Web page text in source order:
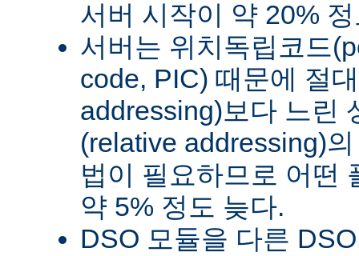
서버 시작이 약 20%
서버는 위치독립코드
code, PIC) 때문에 절
addressing)보다 느린
(relative addressing)
법이 필요하므로 어떤
약 5% 정도 늦다.
DSO 모듈을 다른